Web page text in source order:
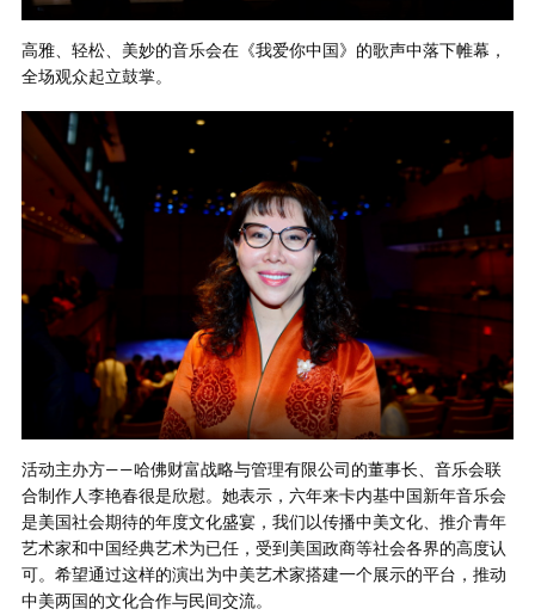
高雅、轻松、美妙的音乐会在《我爱你中国》的歌声中落下帷幕，
全场观众起立鼓掌。
活动主办方——哈佛财富战略与管理有限公司的董事长、音乐会联
合制作人李艳春很是欣慰。她表示，六年来卡内基中国新年音乐会
是美国社会期待的年度文化盛宴，我们以传播中美文化、推介青年
艺术家和中国经典艺术为已任，受到美国政商等社会各界的高度认
可。希望通过这样的演出为中美艺术家搭建一个展示的平台，推动
中美两国的文化合作与民间交流。